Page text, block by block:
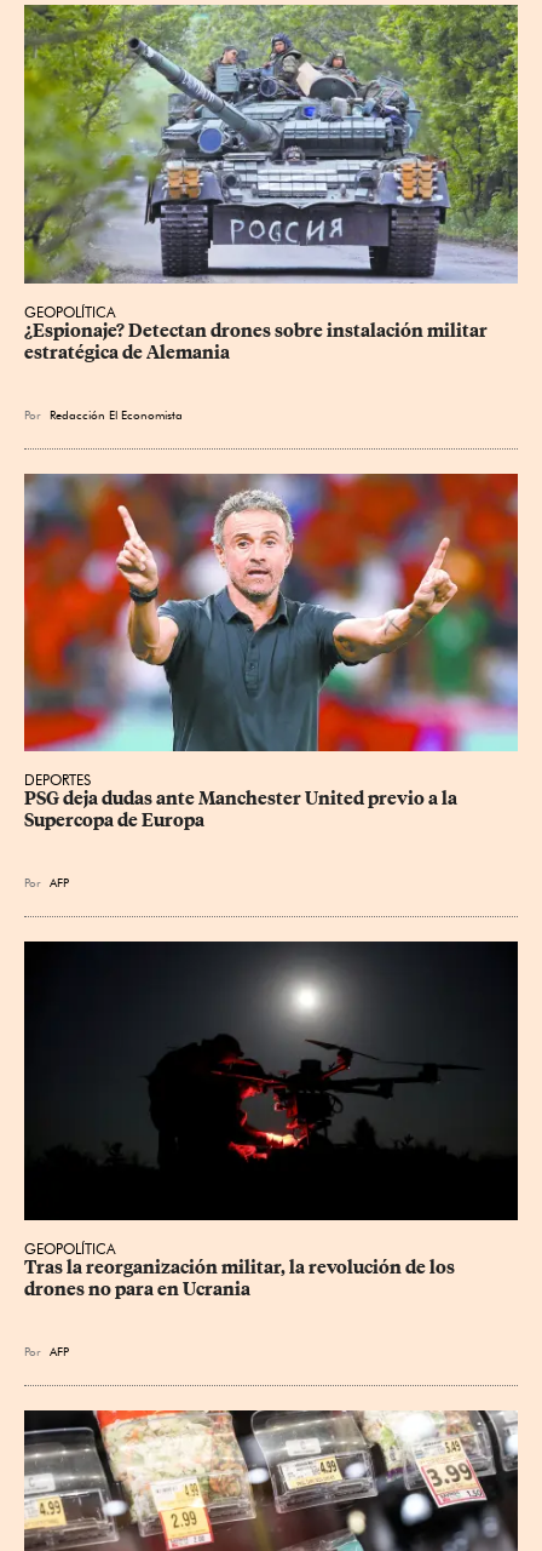
GEOPOLÍTICA
¿Espionaje? Detectan drones sobre instalación militar
estratégica de Alemania
Por Redacción El Economista
DEPORTES
PSG deja dudas ante Manchester United previo a la
Supercopa de Europa
Por AFP
GEOPOLÍTICA
Tras la reorganización militar, la revolución de los
drones no para en Ucrania
Por AFP